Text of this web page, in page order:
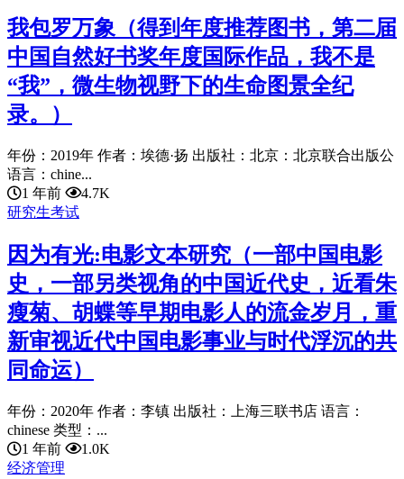
我包罗万象（得到年度推荐图书，第二届
中国自然好书奖年度国际作品，我不是
“我”，微生物视野下的生命图景全纪
录。）
年份：2019年 作者：埃德·扬 出版社：北京：北京联合出版公
语言：chine...
1 年前
4.7K
研究生考试
因为有光:电影文本研究（一部中国电影
史，一部另类视角的中国近代史，近看朱
瘦菊、胡蝶等早期电影人的流金岁月，重
新审视近代中国电影事业与时代浮沉的共
同命运）
年份：2020年 作者：李镇 出版社：上海三联书店 语言：
chinese 类型：...
1 年前
1.0K
经济管理